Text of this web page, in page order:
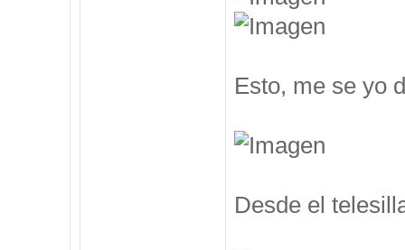
Esto, me se yo
Desde el